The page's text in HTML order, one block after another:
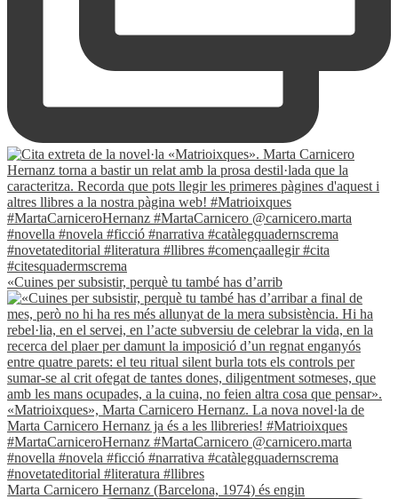
«Cuines per subsistir, perquè tu també has d’arrib
Marta Carnicero Hernanz (Barcelona, 1974) és engin